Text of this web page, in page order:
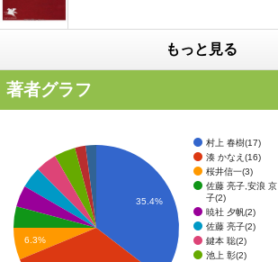
もっと見る
著者グラフ
村上 春樹(17)
湊 かなえ(16)
桜井信一(3)
佐藤 亮子,安浪 京
子(2)
暁社 夕帆(2)
佐藤 亮子(2)
鍵本 聡(2)
池上 彰(2)
35.4%
6.3%